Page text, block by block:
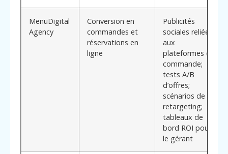
MenuDigital
Agency
Conversion en
commandes et
réservations en
ligne
Publicités
sociales reliées
aux
plateformes de
commande;
tests A/B
d’offres;
scénarios de
retargeting;
tableaux de
bord ROI pour
le gérant